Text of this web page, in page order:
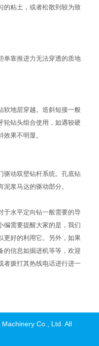
的粘土，或者松散到较为致
靠推进力无法穿透的质地
地层穿越。造斜短接一般
轮钻头组合使用，如遇较硬
果不明显。
动双壁钻杆系统。孔底钻
浆马达的驱动部分。
水平定向钻一般需要的导
编需要提醒大家的是，我们
更好的利用它。另外，如果
的信息如掘进机等等，欢迎
者拨打其热线电话进行进一
Co., Ltd. All